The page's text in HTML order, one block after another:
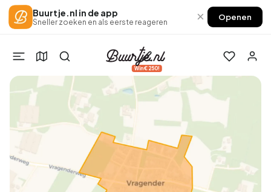
Buurtje.nl in de app
Sneller zoeken en als eerste reageren × Openen
Win €250!